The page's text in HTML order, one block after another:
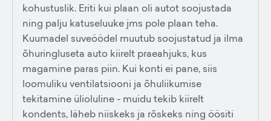
kohustuslik. Eriti kui plaan oli autot soojustada
ning palju katuseluuke jms pole plaan teha.
Kuumadel suveöödel muutub soojustatud ja ilma
õhuringluseta auto kiirelt praeahjuks, kus
magamine paras piin. Kui konti ei pane, siis
loomuliku ventilatsiooni ja õhuliikumise
tekitamine ülioluline - muidu tekib kiirelt
kondents, läheb niiskeks ja rõskeks ning öösiti